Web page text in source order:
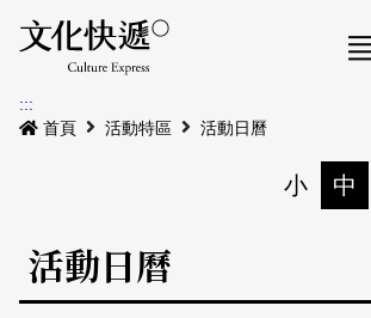
最新公告
本期專題
活動特區
:::
首頁
活動特區 活動日曆
小 中
活動日曆